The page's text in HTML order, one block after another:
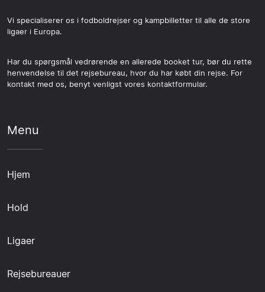
Vi specialiserer os i fodboldrejser og kampbilletter til alle de store
ligaer i Europa.
Har du spørgsmål vedrørende en allerede booket tur, bør du rette
henvendelse til det rejsebureau, hvor du har købt din rejse. For
kontakt med os, benyt venligst vores kontaktformular.
Menu
Hjem
Hold
Ligaer
Rejsebureauer